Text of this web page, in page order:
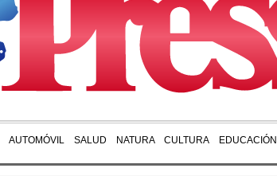
AUTOMÓVIL SALUD NATURA CULTURA EDUCACIÓN